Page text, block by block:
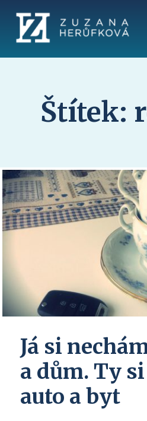
Štítek:
Já si
a dům. Ty
auto a byt